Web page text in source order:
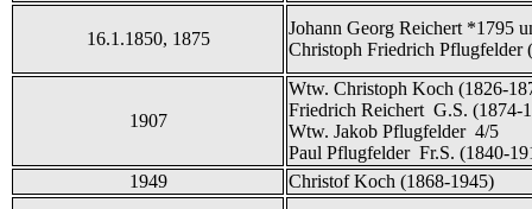
16.1.1850, 1875
Johann Georg Reichert *1795
Christoph Friedrich Pflugfelder
1907
Wtw. Christoph Koch (1826-
Friedrich Reichert G.S. (1874-
Wtw. Jakob Pflugfelder 4/5
Paul Pflugfelder Fr.S. (1840-
1949
Christof Koch (1868-1945)